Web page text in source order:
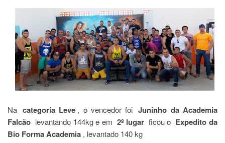
Na categoria Leve , o vencedor foi Juninho da Academia
Falcão levantando 144kg e em 2º lugar ficou o Expedito da
Bio Forma Academia , levantado 140 kg